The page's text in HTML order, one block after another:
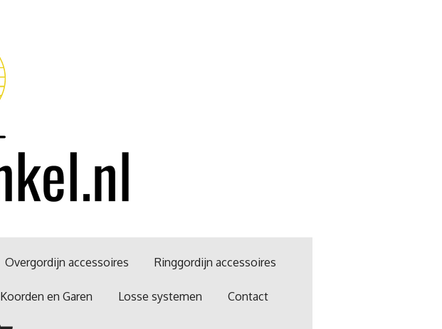
Overgordijn accessoires Ringgordijn accessoires
Koorden en Garen Losse systemen Contact